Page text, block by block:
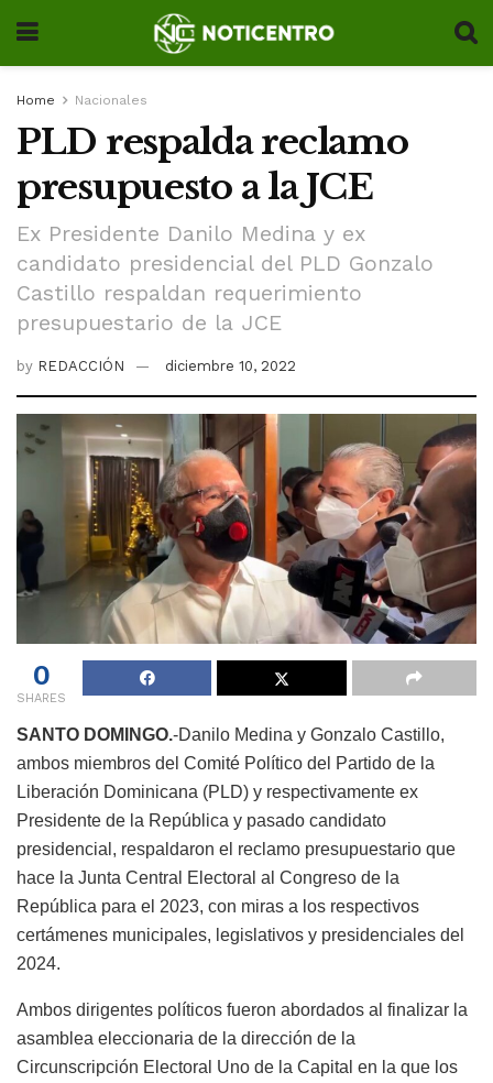
Home Nacionales
PLD respalda reclamo
presupuesto a la JCE
Ex Presidente Danilo Medina y ex
candidato presidencial del PLD Gonzalo
Castillo respaldan requerimiento
presupuestario de la JCE
by REDACCIÓN diciembre 10, 2022
0
SHARES
SANTO DOMINGO.-Danilo Medina y Gonzalo Castillo,
ambos miembros del Comité Político del Partido de la
Liberación Dominicana (PLD) y respectivamente ex
Presidente de la República y pasado candidato
presidencial, respaldaron el reclamo presupuestario que
hace la Junta Central Electoral al Congreso de la
República para el 2023, con miras a los respectivos
certámenes municipales, legislativos y presidenciales del
2024.
Ambos dirigentes políticos fueron abordados al finalizar la
asamblea eleccionaria de la dirección de la
Circunscripción Electoral Uno de la Capital en la que los